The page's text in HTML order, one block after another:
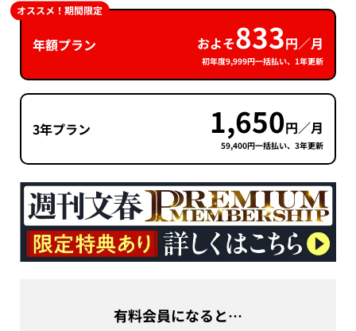
年額プラン およそ833円／月
初年度9,999円一括払い、1年更新
オススメ！期間限定
3年プラン 1,650円／月
59,400円一括払い、3年更新
有料会員になると…